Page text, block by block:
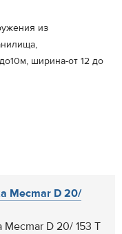
из
ширина-от 12 до
Mecmar D 20/
D 20/ 153 T